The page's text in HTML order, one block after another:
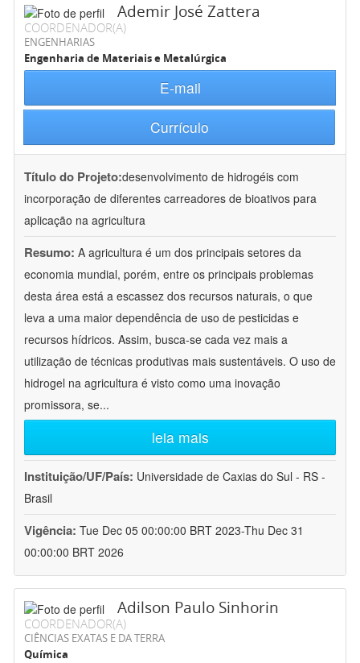
Ademir José Zattera
COORDENADOR(A)
ENGENHARIAS
Engenharia de Materiais e Metalúrgica
E-mail
Currículo
Título do Projeto:desenvolvimento de hidrogéis com
incorporação de diferentes carreadores de bioativos para
aplicação na agricultura
Resumo: A agricultura é um dos principais setores da
economia mundial, porém, entre os principais problemas
desta área está a escassez dos recursos naturais, o que
leva a uma maior dependência de uso de pesticidas e
recursos hídricos. Assim, busca-se cada vez mais a
utilização de técnicas produtivas mais sustentáveis. O uso de
hidrogel na agricultura é visto como uma inovação
promissora, se...
leia mais
Instituição/UF/País: Universidade de Caxias do Sul - RS -
Brasil
Vigência: Tue Dec 05 00:00:00 BRT 2023-Thu Dec 31
00:00:00 BRT 2026
Adilson Paulo Sinhorin
COORDENADOR(A)
CIÊNCIAS EXATAS E DA TERRA
Química